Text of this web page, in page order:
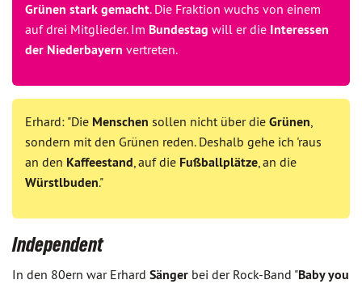
Grünen stark gemacht. Die Fraktion wuchs von einem
auf drei Mitglieder. Im Bundestag will er die Interessen
der Niederbayern vertreten.
Erhard: "Die Menschen sollen nicht über die Grünen,
sondern mit den Grünen reden. Deshalb gehe ich 'raus
an den Kaffeestand, auf die Fußballplätze, an die
Würstlbuden."
Independent
In den 80ern war Erhard Sänger bei der Rock-Band "Baby you